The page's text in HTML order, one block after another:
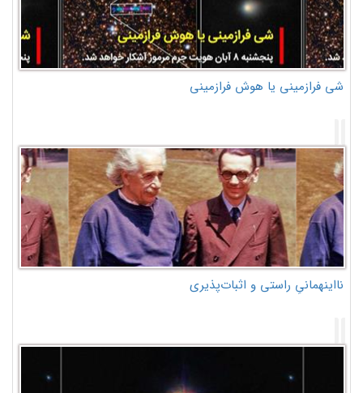
شی فرازمینی یا هوش فرازمینی
نااینهمانیِ راستی و اثبات‌پذیری